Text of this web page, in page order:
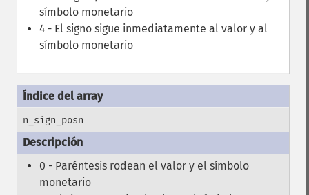
símbolo monetario
4 - El signo sigue inmediatamente al valor y al
símbolo monetario
n_sign_posn
0 - Paréntesis rodean el valor y el símbolo
monetario